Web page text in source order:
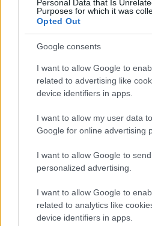
Personal Data that Is
Purposes for which it was
Opted Out
Google consents
I want to allow Google to
related to advertising like
device identifiers in apps.
I want to allow my user data
Google for online advertising
I want to allow Google to
personalized advertising.
I want to allow Google to
related to analytics like
device identifiers in apps.
ELŐZŐ POSZT
illúzióban 20
akkor a legjobb 1